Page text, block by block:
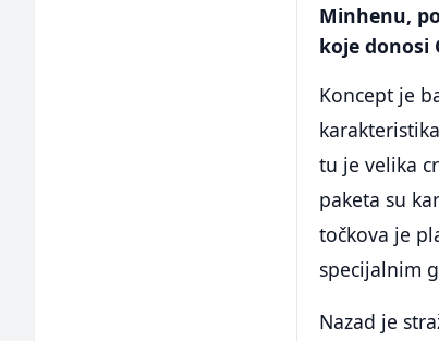
Minhenu,
koje donosi
Koncept je
tu je velika
paketa su
točkova je
specijalnim
Nazad je